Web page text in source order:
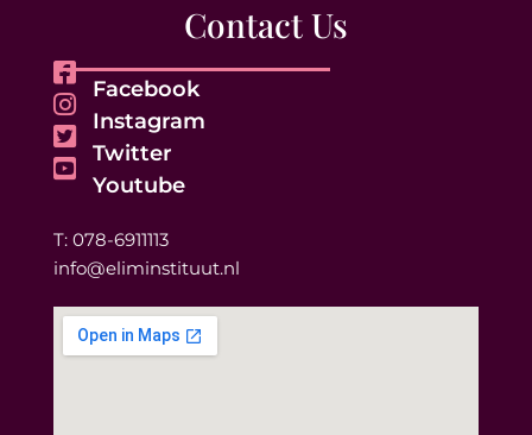
Contact Us
Facebook
Instagram
Twitter
Youtube
T: 078-6911113
info@eliminstituut.nl